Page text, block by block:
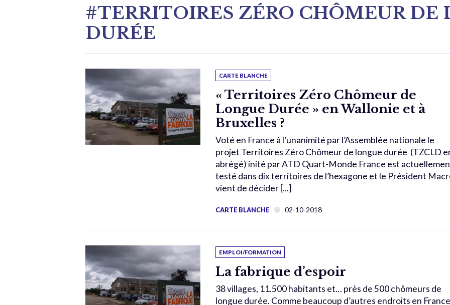
#TERRITOIRES ZÉRO CHÔMEUR DE
DURÉE
CARTE BLANCHE
« Territoires Zéro Chômeur de
Longue Durée » en Wallonie et à
Bruxelles ?
Voté en France à l’unanimité par l’Assemblée nationale le
projet Territoires Zéro Chômeur de longue durée (TZCLD
abrégé) inité par ATD Quart-Monde France est
testé dans dix territoires de l’hexagone et le Président
vient de décider [...]
CARTE BLANCHE 02-10-2018
EMPLOI/FORMATION
La fabrique d’espoir
38 villages, 11.500 habitants et… près de 500 chômeurs de
longue durée. Comme beaucoup d’autres endroits en